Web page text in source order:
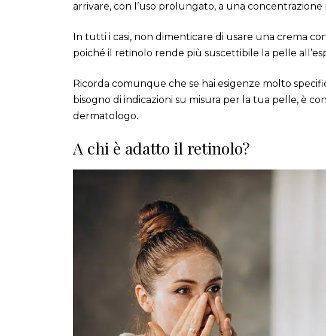
arrivare, con l’uso prolungato, a una concentrazione
In tutti i casi, non dimenticare di usare una crema
poiché il retinolo rende più suscettibile la pelle
Ricorda comunque che se hai esigenze molto
bisogno di indicazioni su misura per la tua pelle, è
dermatologo.
A chi è adatto il retinolo?